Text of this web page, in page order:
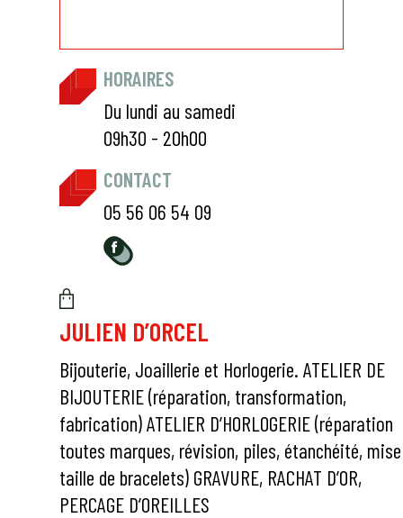
HORAIRES
Du lundi au samedi
09h30 - 20h00
CONTACT
05 56 06 54 09
JULIEN D’ORCEL
Bijouterie, Joaillerie et Horlogerie. ATELIER DE
BIJOUTERIE (réparation, transformation,
fabrication) ATELIER D’HORLOGERIE (réparation
toutes marques, révision, piles, étanchéité,
taille de bracelets) GRAVURE, RACHAT D’OR,
PERCAGE D’OREILLES